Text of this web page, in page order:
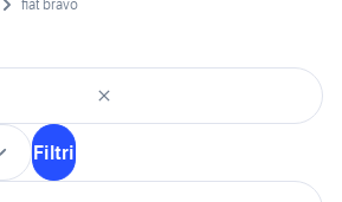
fiat bravo
Filtri